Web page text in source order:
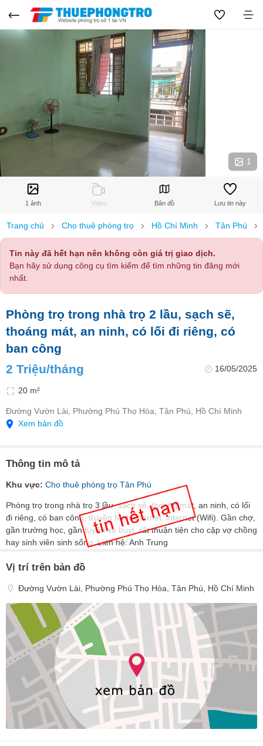
1
1 ảnh Video Bản đồ Lưu tin này
Trang chủ Cho thuê phòng trọ Hồ Chí Minh Tân Phú
Tin này đã hết hạn nên không còn giá trị giao dịch.
Bạn hãy sử dụng công cụ tìm kiếm để tìm những tin đăng mới
nhất.
Phòng trọ trong nhà trọ 2 lầu, sạch sẽ,
thoáng mát, an ninh, có lối đi riêng, có
ban công
2 Triệu/tháng
16/05/2025
20 m²
Đường Vườn Lài, Phường Phú Thọ Hòa, Tân Phú, Hồ Chí Minh
Xem bản đồ
Thông tin mô tả
Khu vực: Cho thuê phòng trọ Tân Phú
Phòng trọ trong nhà trọ 3 lầu, sạch sẽ, thoáng mát, an ninh, có lối
đi riêng, có ban công, truyền hình internet, internet (Wifi). Gần chợ,
gần trường học, gần tuyến xe buýt, rất thuận tiện cho cặp vợ chồng
hay sinh viên sinh sống. Liên hệ: Anh Trung
Vị trí trên bản đồ
Đường Vườn Lài, Phường Phú Thọ Hòa, Tân Phú, Hồ Chí Minh